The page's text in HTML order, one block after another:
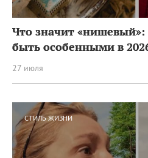
Что значит «нишевый»:
быть особенными в
27 июля
СТИЛЬ ЖИЗНИ